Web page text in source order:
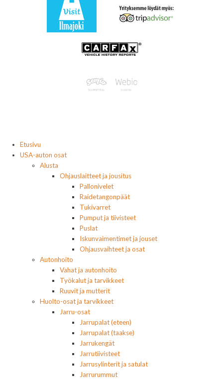
Etusivu
USA-auton osat
Alusta
Ohjauslaitteet ja jousitus
Pallonivelet
Raidetangonpäät
Tukivarret
Pumput ja tiivisteet
Puslat
Iskunvaimentimet ja jouset
Ohjausvaihteet ja osat
Autonhoito
Vahat ja autonhoito
Työkalut ja tarvikkeet
Ruuvit ja mutterit
Huolto-osat ja tarvikkeet
Jarru-osat
Jarrupalat (eteen)
Jarrupalat (taakse)
Jarrukengät
Jarrutiivisteet
Jarrusylinterit ja satulat
Jarrurummut